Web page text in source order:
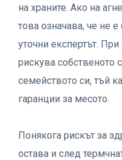
на храните. Ако на
това означава, че не
уточни експертът.
рискува собственото
семейството си, тъй
гаранции за месото.
Понякога рискът за
остава и след